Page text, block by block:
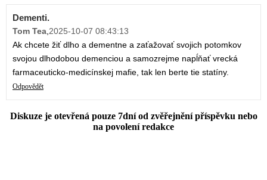
Dementi.
Tom Tea,2025-10-07 08:43:13
Ak chcete žiť dlho a dementne a zaťažovať svojich potomkov
svojou dlhodobou demenciou a samozrejme napĺňať vrecká
farmaceuticko-medicínskej mafie, tak len berte tie statíny.
Odpovědět
Diskuze je otevřená pouze 7dní od zvěřejnění příspěvku nebo
na povolení redakce